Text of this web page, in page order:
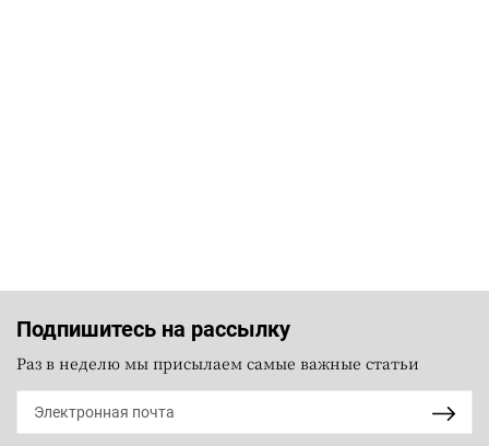
Подпишитесь на рассылку
Раз в неделю мы присылаем самые важные статьи